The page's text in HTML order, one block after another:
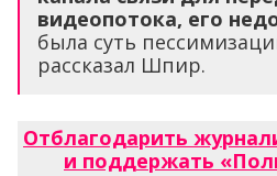
видеопотока, его
была суть
рассказал Шпир.
Отблагодарить
и поддержать